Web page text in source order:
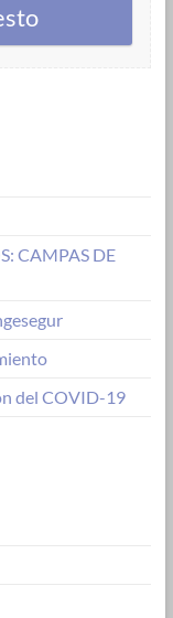
CAMPAS DE
del COVID-19